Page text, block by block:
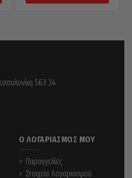
563 34
Ο ΛΟΓΑΡΙΑΣΜΌΣ ΜΟΥ
Παραγγελίες
Στοιχεία Λογαριασμού